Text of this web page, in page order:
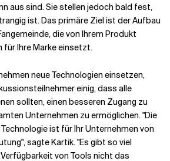
aus sind. Sie stellen jedoch bald fest,
ist. Das primäre Ziel ist der Aufbau
die von Ihrem Produkt
Ihre Marke einsetzt.
neue Technologien einsetzen,
einig, dass alle
sollten, einen besseren Zugang zu
Unternehmen zu ermöglichen. "Die
ist für Ihr Unternehmen von
sagte Kartik. "Es gibt so viel
von Tools nicht das